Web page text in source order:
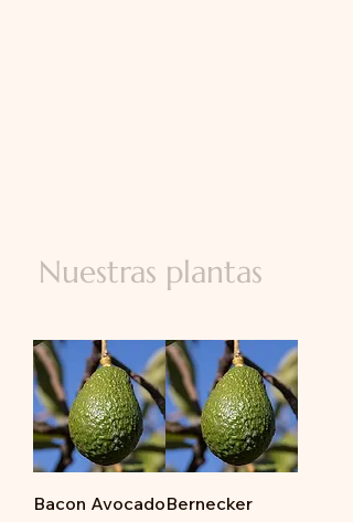
Nuestras plantas
Bacon AvocadoBernecker